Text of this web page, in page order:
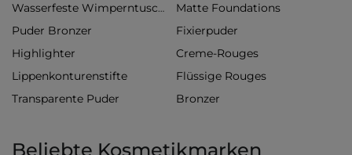
Wasserfeste Wimperntuschen
Matte Foundations
Puder Bronzer
Fixierpuder
Highlighter
Creme-Rouges
Lippenkonturenstifte
Flüssige Rouges
Transparente Puder
Bronzer
Beliebte Kosmetikmarken